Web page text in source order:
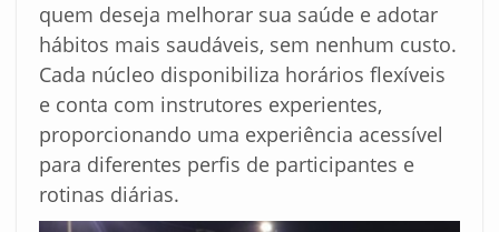
quem deseja melhorar sua saúde e adotar
hábitos mais saudáveis, sem nenhum custo.
Cada núcleo disponibiliza horários flexíveis
e conta com instrutores experientes,
proporcionando uma experiência acessível
para diferentes perfis de participantes e
rotinas diárias.